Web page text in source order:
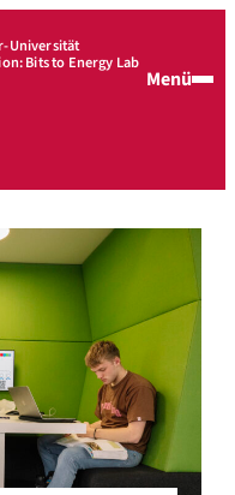
Universität
Bits to Energy Lab
Menü